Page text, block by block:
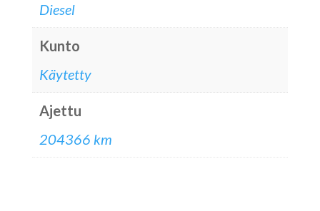
Diesel
Kunto
Käytetty
Ajettu
204366 km